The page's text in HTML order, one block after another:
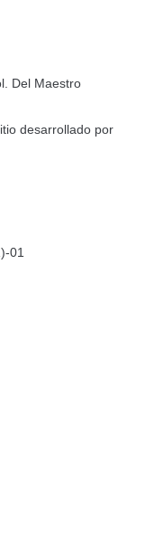
Del Maestro
desarrollado por